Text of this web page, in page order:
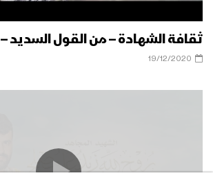
ثقافة الشهادة – من القول السديد – 1442هـ
19/12/2020